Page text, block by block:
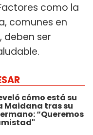
como la
comunes en
deben ser
cómo está su
Maidana tras su
“Queremos